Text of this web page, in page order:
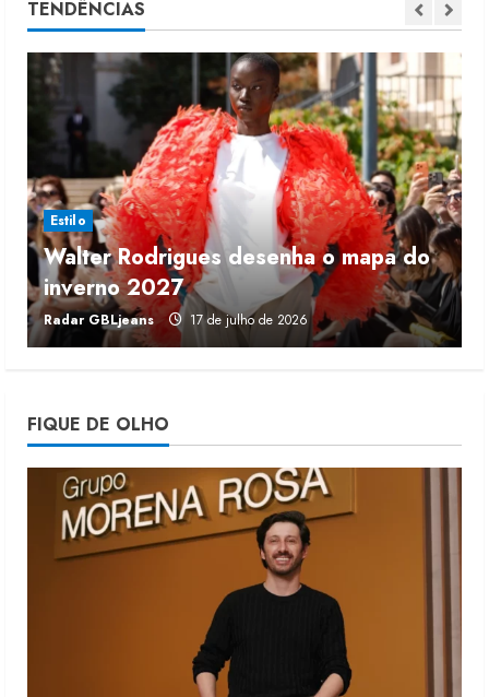
2
3
Fakini prevê R$345 milhões de
receita em 2026
4 de agosto de 2026
4
Projeto testa passaporte digital na
moda nacional
4 de agosto de 2026
5
Morena Rosa lança franquia com
estoque consignado
4 de agosto de 2026
TENDÊNCIAS
Estilo
Walter Rodrigues desenha o mapa do
inverno 2027
Radar GBLjeans 17 de julho de 2026
FIQUE DE OLHO